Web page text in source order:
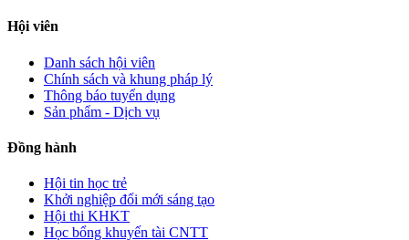
Hội viên
Danh sách hội viên
Chính sách và khung pháp lý
Thông báo tuyển dụng
Sản phẩm - Dịch vụ
Đồng hành
Hội tin học trẻ
Khởi nghiệp đổi mới sáng tạo
Hội thi KHKT
Học bổng khuyến tài CNTT